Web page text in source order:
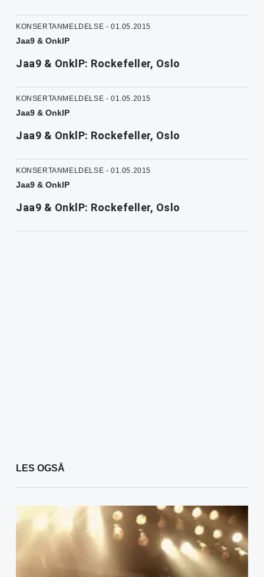
KONSERTANMELDELSE - 01.05.2015
Jaa9 & OnklP
Jaa9 & OnklP: Rockefeller, Oslo
KONSERTANMELDELSE - 01.05.2015
Jaa9 & OnklP
Jaa9 & OnklP: Rockefeller, Oslo
KONSERTANMELDELSE - 01.05.2015
Jaa9 & OnklP
Jaa9 & OnklP: Rockefeller, Oslo
LES OGSÅ